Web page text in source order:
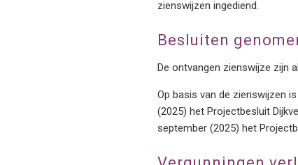
zienswijzen ingediend.
Besluiten
De ontvangen zienswijze zijn
Op basis van de zienswijzen
(2025) het Projectbesluit
september (2025) het